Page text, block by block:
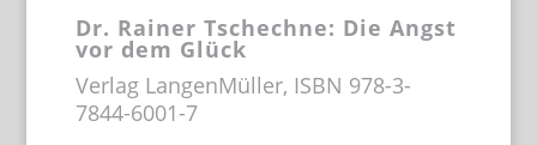
Dr. Rainer Tschechne: Die Angst
vor dem Glück
Verlag LangenMüller, ISBN 978-3-
7844-6001-7